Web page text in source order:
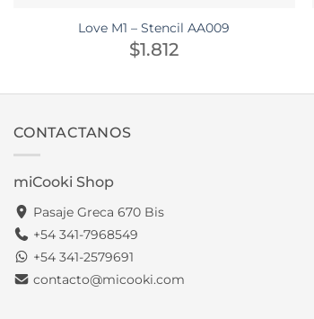
Love M1 – Stencil AA009
$1.812
CONTACTANOS
miCooki Shop
Pasaje Greca 670 Bis
+54 341-7968549
+54 341-2579691
contacto@micooki.com